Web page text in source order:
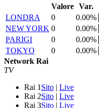
Valore Var.
LONDRA
0
0.00%
NEW YORK 0
0.00%
PARIGI
0
0.00%
TOKYO
0
0.00%
Network Rai
TV
Rai 1 Sito | Live
Rai 2Sito | Live
Rai 3Sito | Live